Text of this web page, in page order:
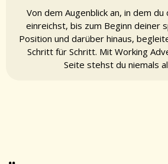
Von dem Augenblick an, in dem
einreichst, bis zum Beginn deiner
Position und darüber hinaus,
Schritt für Schritt. Mit Working
Seite stehst du niemals